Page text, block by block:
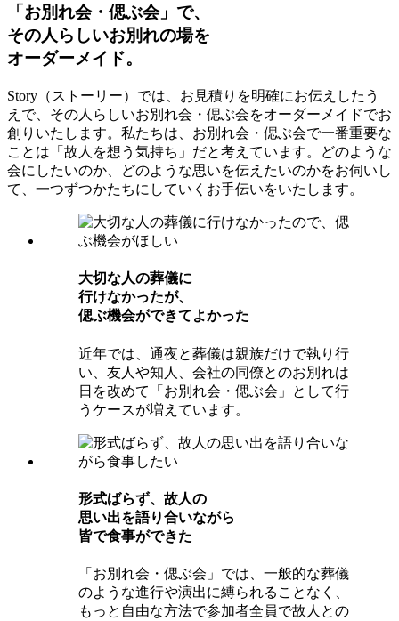
「お別れ会・偲ぶ会」で、
その人らしいお別れの場を
オーダーメイド。
Story（ストーリー）では、お見積りを明確にお伝えしたう
えで、その人らしいお別れ会・偲ぶ会をオーダーメイドでお
創りいたします。私たちは、お別れ会・偲ぶ会で一番重要な
ことは「故人を想う気持ち」だと考えています。どのような
会にしたいのか、どのような思いを伝えたいのかをお伺いし
て、一つずつかたちにしていくお手伝いをいたします。
⼤切な⼈の葬儀に
⾏けなかったが、
偲ぶ機会ができてよかった
近年では、通夜と葬儀は親族だけで執り行
い、友人や知人、会社の同僚とのお別れは
日を改めて「お別れ会・偲ぶ会」として行
うケースが増えています。
形式ばらず、故⼈の
思い出を語り合いながら
皆で⾷事ができた
「お別れ会・偲ぶ会」では、一般的な葬儀
のような進行や演出に縛られることなく、
もっと自由な方法で参加者全員で故人との